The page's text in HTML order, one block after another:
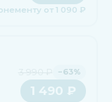
от 1 090 ₽
−63%
1 490 ₽